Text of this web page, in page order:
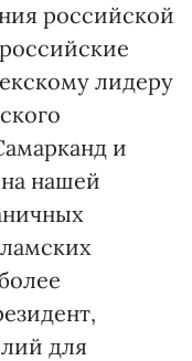
российской
лидеру
и
нашей
для